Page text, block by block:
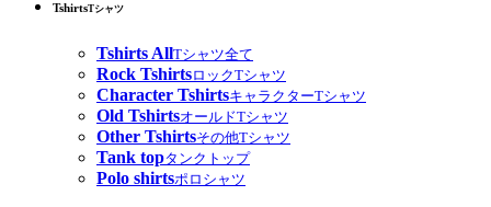
TshirtsTシャツ
Tshirts AllTシャツ全て
Rock TshirtsロックTシャツ
Character TshirtsキャラクターTシャツ
Old TshirtsオールドTシャツ
Other Tshirtsその他Tシャツ
Tank topタンクトップ
Polo shirtsポロシャツ